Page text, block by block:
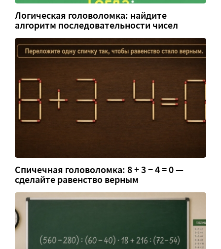
Логическая головоломка: найдите
алгоритм последовательности чисел
Спичечная головоломка: 8 + 3 − 4 = 0 —
сделайте равенство верным